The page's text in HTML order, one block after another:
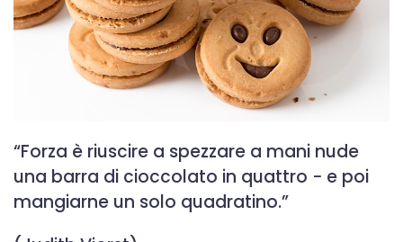
“Forza è riuscire a spezzare a mani nude
una barra di cioccolato in quattro − e poi
mangiarne un solo quadratino.”